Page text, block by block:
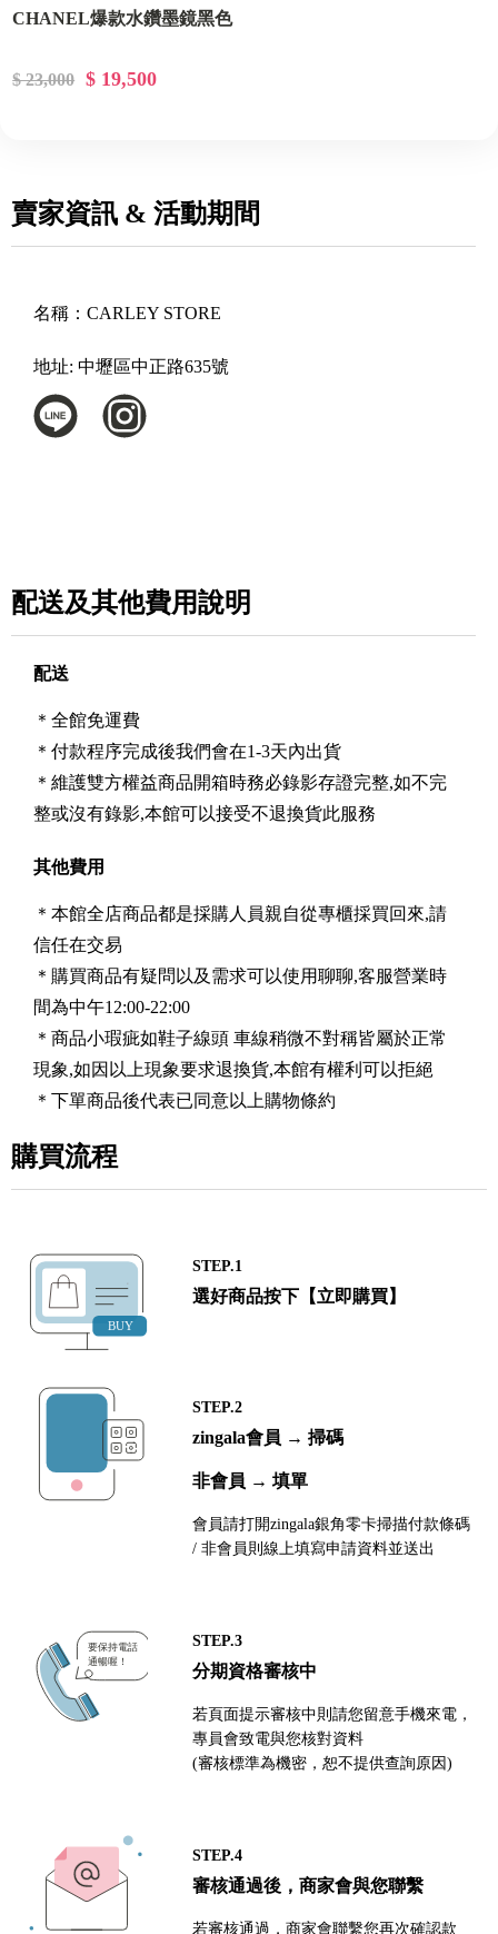
CHANEL爆款水鑽墨鏡黑色
$ 23,000 $ 19,500
賣家資訊 & 活動期間
名稱： CARLEY STORE
地址: 中壢區中正路635號
配送及其他費用說明
配送
＊全館免運費
＊付款程序完成後我們會在1-3天內出貨
＊維護雙方權益商品開箱時務必錄影存證完整,如不完
整或沒有錄影,本館可以接受不退換貨此服務
其他費用
＊本館全店商品都是採購人員親自從專櫃採買回來,請
信任在交易
＊購買商品有疑問以及需求可以使用聊聊,客服營業時
間為中午12:00-22:00
＊商品小瑕疵如鞋子線頭 車線稍微不對稱皆屬於正常
現象,如因以上現象要求退換貨,本館有權利可以拒絕
＊下單商品後代表已同意以上購物條約
購買流程
STEP.1
選好商品按下【立即購買】
STEP.2
zingala會員 → 掃碼
非會員 → 填單
會員請打開zingala銀角零卡掃描付款條碼
/ 非會員則線上填寫申請資料並送出
STEP.3
分期資格審核中
若頁面提示審核中則請您留意手機來電，
專員會致電與您核對資料
(審核標準為機密，恕不提供查詢原因)
STEP.4
審核通過後，商家會與您聯繫
若審核通過，商家會聯繫您再次確認款